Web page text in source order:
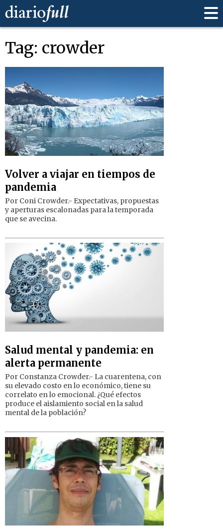
Tag: crowder
Volver a viajar en tiempos de
pandemia
Por Coni Crowder.- Expectativas, propuestas
y aperturas escalonadas para la temporada
que se avecina.
Salud mental y pandemia: en
alerta permanente
Por Constanza Crowder.- La cuarentena, con
su elevado costo en lo económico, tiene su
correlato en lo emocional. ¿Qué efectos
produce el aislamiento social en la salud
mental de la población?